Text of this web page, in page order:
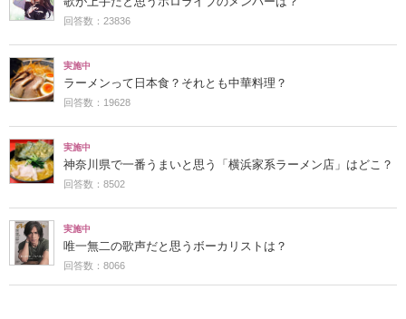
回答数：23836
実施中
ラーメンって日本食？それとも中華料理？
回答数：19628
実施中
神奈川県で一番うまいと思う「横浜家系ラーメン店」はどこ？
回答数：8502
実施中
唯一無二の歌声だと思うボーカリストは？
回答数：8066